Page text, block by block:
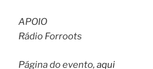
APOIO
Rádio Forroots
Página do evento, aqui